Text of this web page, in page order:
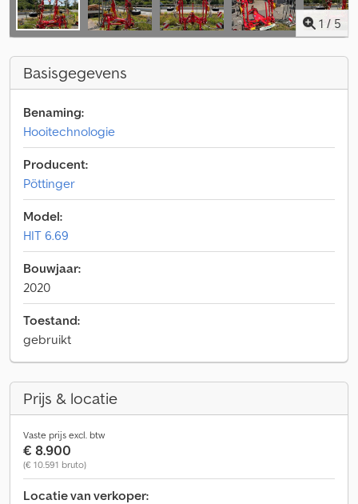
1 / 5
Basisgegevens
Benaming:
Hooitechnologie
Producent:
Pöttinger
Model:
HIT 6.69
Bouwjaar:
2020
Toestand:
gebruikt
Prijs & locatie
Vaste prijs excl. btw
€ 8.900
(€ 10.591 bruto)
Locatie van verkoper: